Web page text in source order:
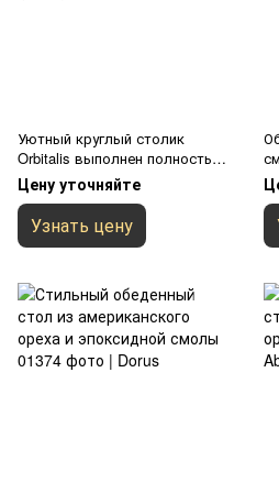
Уютный круглый столик
Orbitalis выполнен полностью
из дерева ореха и эпоксидной
смолы
Цену уточняйте
Узнать цену